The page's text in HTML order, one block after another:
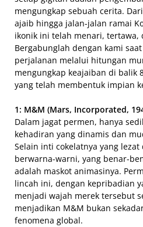
mengungkap sebuah cerita.
ajaib hingga jalan-jalan ramai
ikonik ini telah menari, tertawa,
Bergabunglah dengan kami
perjalanan melalui hitungan
mengungkap keajaiban di balik
yang telah membentuk impian
1: M&M (Mars, Incorporated,
Dalam jagat permen, hanya
kehadiran yang dinamis dan
Selain inti cokelatnya yang
berwarna-warni, yang benar-
adalah maskot animasinya.
lincah ini, dengan kepribadian
menjadi wajah merek tersebut
menjadikan M&M bukan
fenomena global.